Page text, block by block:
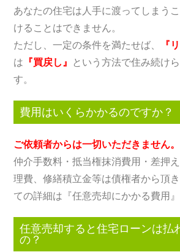
あなたの住宅は人手に渡ってしまう
けることはできません。
ただし、一定の条件を満たせば、
『
は 『買戻し』
という方法で住み続け
す。
費用はいくらかかるのですか？
ご依頼者からは一切いただきません。
仲介手数料・抵当権抹消費用・差押
理費、修繕積立金等は債権者から頂
ての詳細は『任意売却にかかる費用』
任意売却すると住宅ローンは払
の？